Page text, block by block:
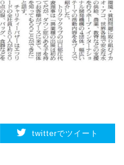
twitterでツイート